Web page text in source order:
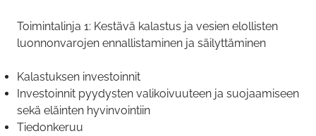
Toimintalinja 1: Kestävä kalastus ja vesien elollisten
luonnonvarojen ennallistaminen ja säilyttäminen
Kalastuksen investoinnit
Investoinnit pyydysten valikoivuuteen ja suojaamiseen
sekä eläinten hyvinvointiin
Tiedonkeruu